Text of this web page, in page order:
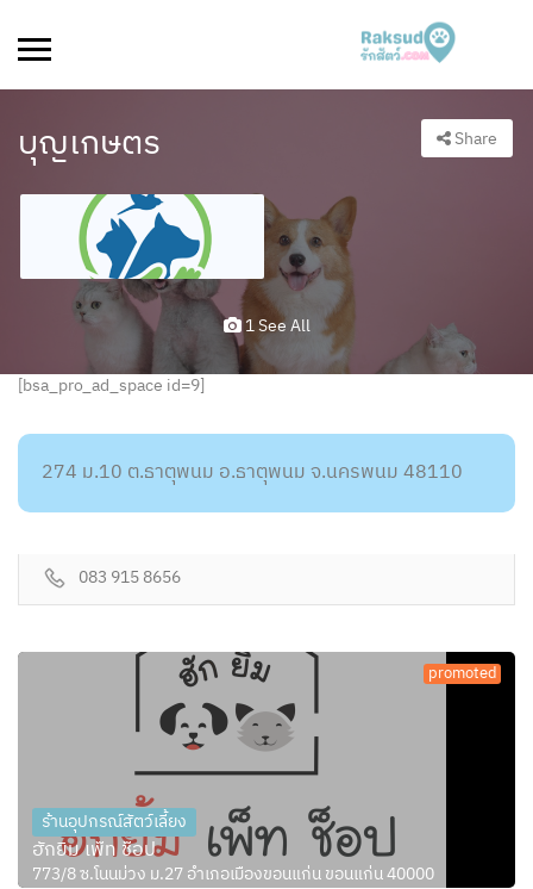
บุญเกษตร Share
1 See All
[bsa_pro_ad_space id=9]
274 ม.10 ต.ธาตุพนม อ.ธาตุพนม จ.นครพนม 48110
083 915 8656
promoted
ร้านอุปกรณ์สัตว์เลี้ยง
ฮักยิ้ม เพ็ท ช็อป
773/8 ซ.โนนม่วง ม.27 อำเภอเมืองขอนแก่น ขอนแก่น 40000